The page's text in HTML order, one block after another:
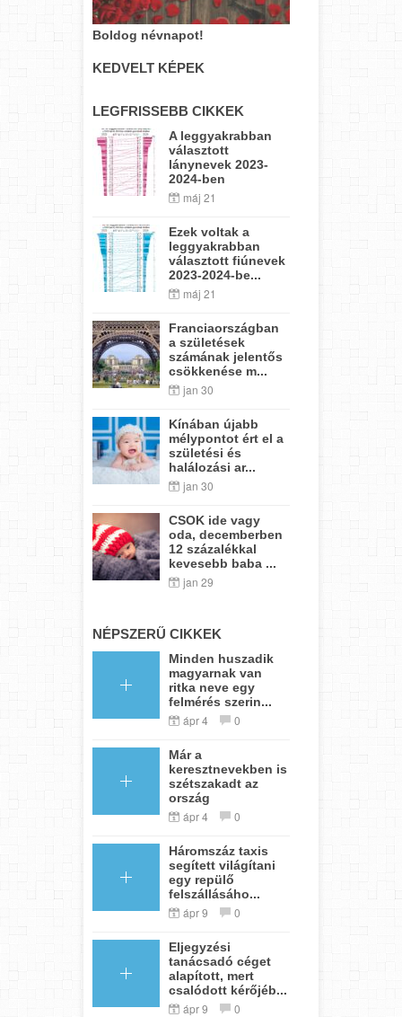
Boldog névnapot!
KEDVELT KÉPEK
LEGFRISSEBB CIKKEK
A leggyakrabban
választott
lánynevek 2023-
2024-ben
máj 21
Ezek voltak a
leggyakrabban
választott fiúnevek
2023-2024-be...
máj 21
Franciaországban
a születések
számának jelentős
csökkenése m...
jan 30
Kínában újabb
mélypontot ért el a
születési és
halálozási ar...
jan 30
CSOK ide vagy
oda, decemberben
12 százalékkal
kevesebb baba ...
jan 29
NÉPSZERŰ CIKKEK
Minden huszadik
magyarnak van
ritka neve egy
felmérés szerin...
ápr 4 0
Már a
keresztnevekben is
szétszakadt az
ország
ápr 4 0
Háromszáz taxis
segített világítani
egy repülő
felszállásáho...
ápr 9 0
Eljegyzési
tanácsadó céget
alapított, mert
csalódott kérőjéb...
ápr 9 0